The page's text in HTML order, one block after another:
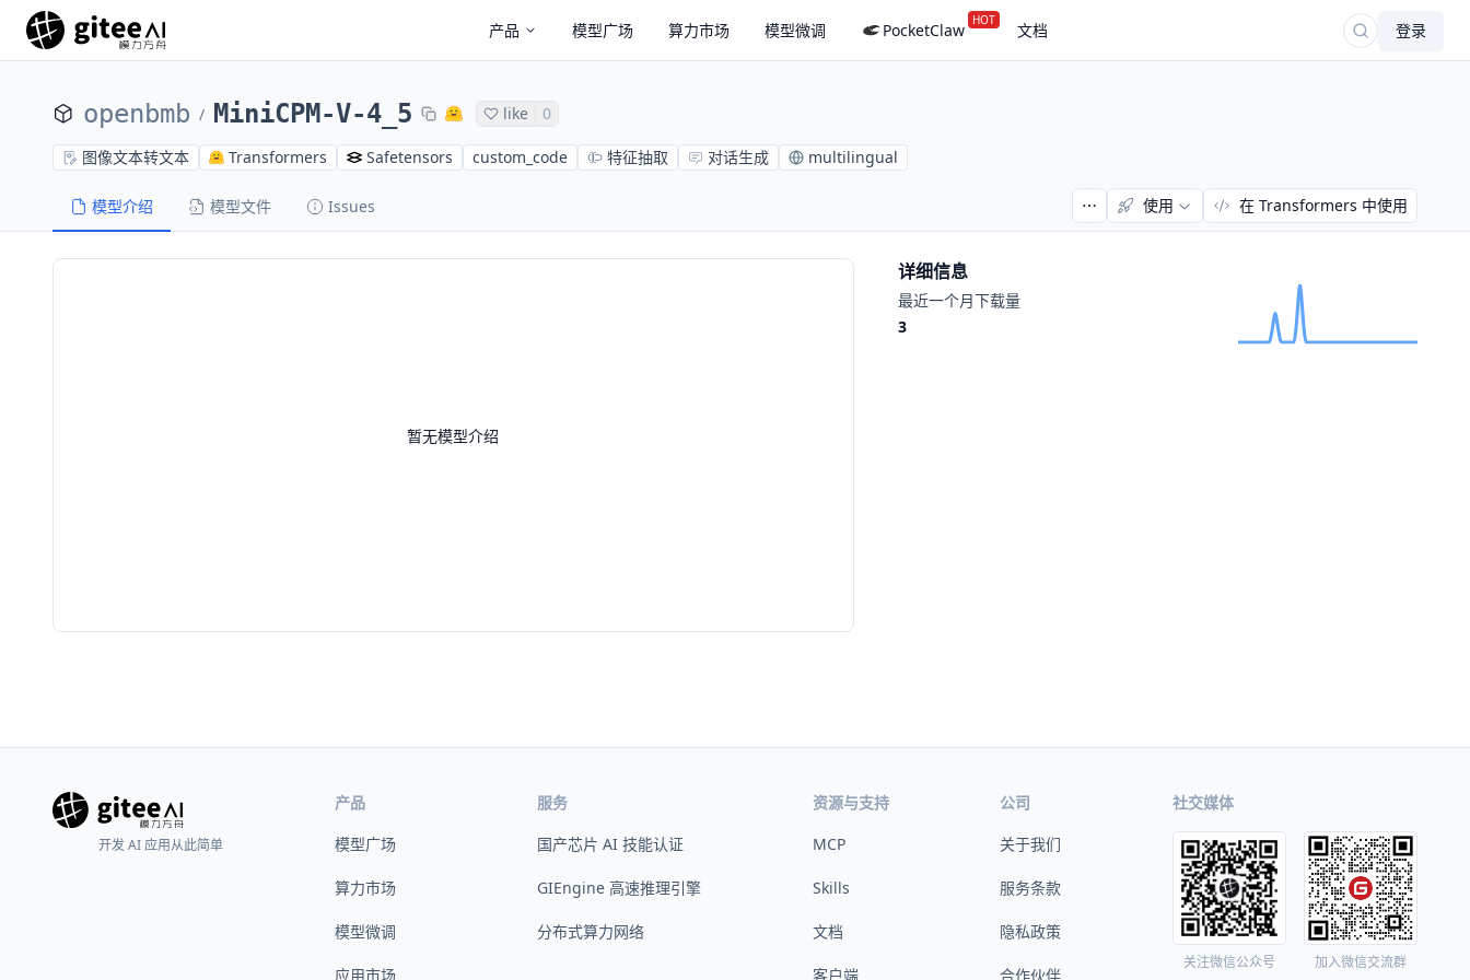
产品 模型广场 算力市场 模型微调 PocketClaw HOT 文档 登录
openbmb / MiniCPM-V-4_5 like 0
图像文本转文本 Transformers Safetensors custom_code 特征抽取 对话生成 multilingual
模型介绍 模型文件 Issues 使用 在 Transformers 中使用
暂无模型介绍
详细信息
最近一个月下载量
3
开发 AI 应用从此简单
产品
模型广场
算力市场
模型微调
应用市场
服务
国产芯片 AI 技能认证
GIEngine 高速推理引擎
分布式算力网络
资源与支持
MCP
Skills
文档
客户端
公司
关于我们
服务条款
隐私政策
合作伙伴
社交媒体
关注微信公众号 加入微信交流群